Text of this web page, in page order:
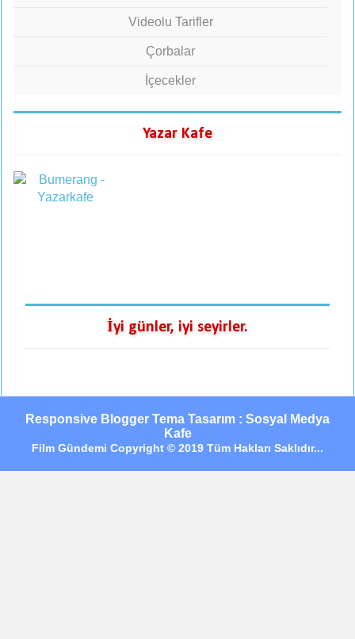
Videolu Tarifler
Çorbalar
İçecekler
Yazar Kafe
İyi günler, iyi seyirler.
Responsive Blogger Tema Tasarım : Sosyal Medya
Kafe
Film Gündemi Copyright © 2019 Tüm Hakları Saklıdır...